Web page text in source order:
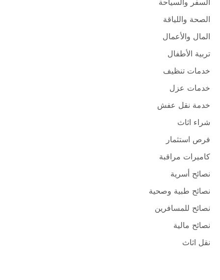
السفر والسياحة
الصحة واللياقة
المال والأعمال
تربية الأطفال
خدمات تنظيف
خدمات عزل
خدمة نقل عفش
شراء اثاث
فرص استثمار
كاميرات مراقبة
نصائح أسرية
نصائح طبية وصحية
نصائح للمسافرين
نصائح مالية
نقل اثاث